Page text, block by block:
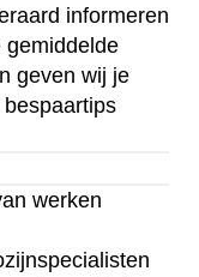
informeren
gemiddelde
geven wij je
werken